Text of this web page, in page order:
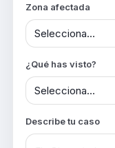
Zona afectada
¿Qué has visto?
Describe tu caso